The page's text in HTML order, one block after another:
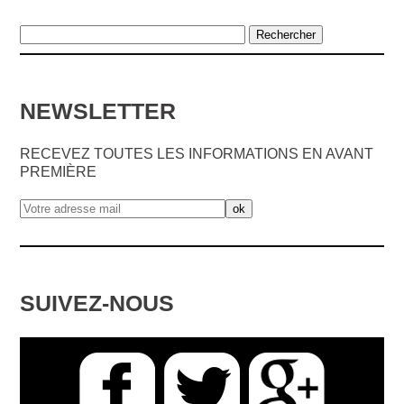
NEWSLETTER
RECEVEZ TOUTES LES INFORMATIONS EN AVANT
PREMIÈRE
SUIVEZ-NOUS